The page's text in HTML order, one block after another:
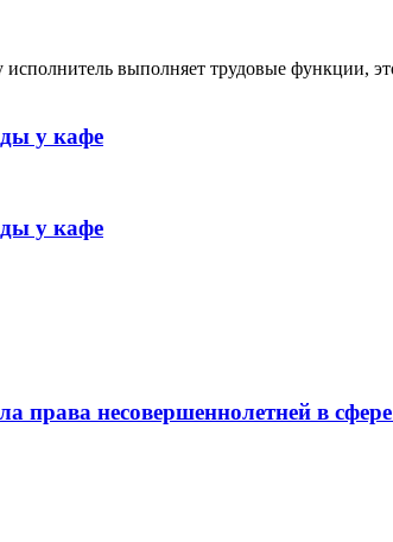
выполняет трудовые функции,
у кафе
у кафе
несовершеннолетней в сфере